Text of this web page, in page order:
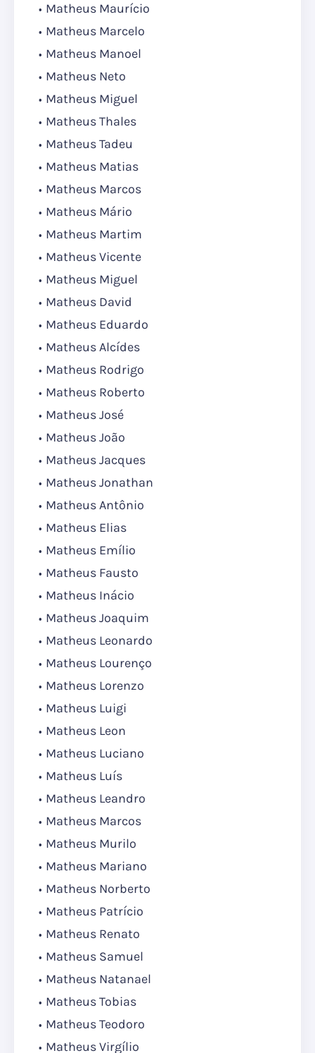
Matheus Maurício
Matheus Marcelo
Matheus Manoel
Matheus Neto
Matheus Miguel
Matheus Thales
Matheus Tadeu
Matheus Matias
Matheus Marcos
Matheus Mário
Matheus Martim
Matheus Vicente
Matheus Miguel
Matheus David
Matheus Eduardo
Matheus Alcídes
Matheus Rodrigo
Matheus Roberto
Matheus José
Matheus João
Matheus Jacques
Matheus Jonathan
Matheus Antônio
Matheus Elias
Matheus Emílio
Matheus Fausto
Matheus Inácio
Matheus Joaquim
Matheus Leonardo
Matheus Lourenço
Matheus Lorenzo
Matheus Luigi
Matheus Leon
Matheus Luciano
Matheus Luís
Matheus Leandro
Matheus Marcos
Matheus Murilo
Matheus Mariano
Matheus Norberto
Matheus Patrício
Matheus Renato
Matheus Samuel
Matheus Natanael
Matheus Tobias
Matheus Teodoro
Matheus Virgílio